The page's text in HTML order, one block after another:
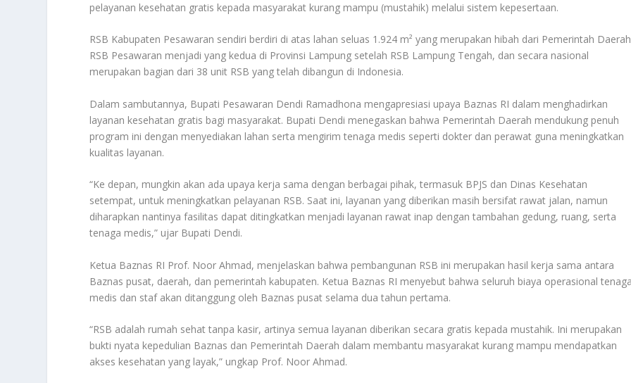
pelayanan kesehatan gratis kepada masyarakat kurang mampu (mustahik) melalui sistem kepesertaan.
RSB Kabupaten Pesawaran sendiri berdiri di atas lahan seluas 1.924 m² yang merupakan hibah dari Pemerintah
RSB Pesawaran menjadi yang kedua di Provinsi Lampung setelah RSB Lampung Tengah, dan secara nasional
merupakan bagian dari 38 unit RSB yang telah dibangun di Indonesia.
Dalam sambutannya, Bupati Pesawaran Dendi Ramadhona mengapresiasi upaya Baznas RI dalam menghadirkan
layanan kesehatan gratis bagi masyarakat. Bupati Dendi menegaskan bahwa Pemerintah Daerah mendukung penuh
program ini dengan menyediakan lahan serta mengirim tenaga medis seperti dokter dan perawat guna meningkatkan
kualitas layanan.
“Ke depan, mungkin akan ada upaya kerja sama dengan berbagai pihak, termasuk BPJS dan Dinas Kesehatan
setempat, untuk meningkatkan pelayanan RSB. Saat ini, layanan yang diberikan masih bersifat rawat jalan, namun
diharapkan nantinya fasilitas dapat ditingkatkan menjadi layanan rawat inap dengan tambahan gedung, ruang, serta
tenaga medis,” ujar Bupati Dendi.
Ketua Baznas RI Prof. Noor Ahmad, menjelaskan bahwa pembangunan RSB ini merupakan hasil kerja sama antara
Baznas pusat, daerah, dan pemerintah kabupaten. Ketua Baznas RI menyebut bahwa seluruh biaya operasional
medis dan staf akan ditanggung oleh Baznas pusat selama dua tahun pertama.
“RSB adalah rumah sehat tanpa kasir, artinya semua layanan diberikan secara gratis kepada mustahik. Ini merupakan
bukti nyata kepedulian Baznas dan Pemerintah Daerah dalam membantu masyarakat kurang mampu mendapatkan
akses kesehatan yang layak,” ungkap Prof. Noor Ahmad.